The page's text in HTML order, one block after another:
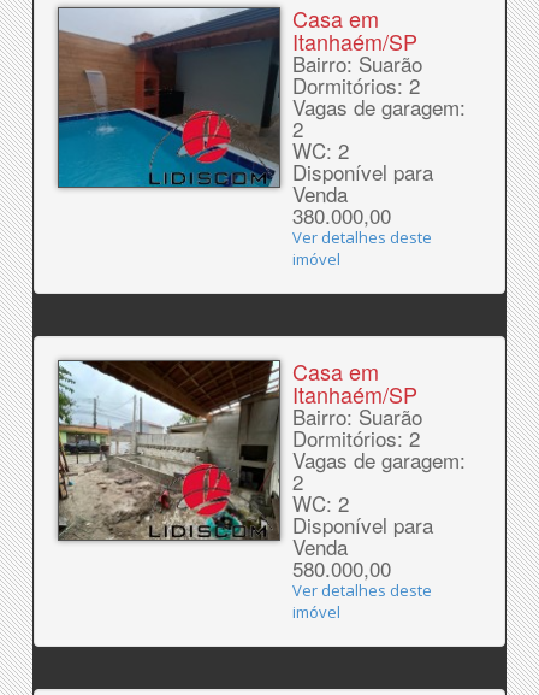
Casa em
Itanhaém/SP
Bairro: Suarão
Dormitórios: 2
Vagas de garagem:
2
WC: 2
Disponível para
Venda
380.000,00
Ver detalhes deste
imóvel
Casa em
Itanhaém/SP
Bairro: Suarão
Dormitórios: 2
Vagas de garagem:
2
WC: 2
Disponível para
Venda
580.000,00
Ver detalhes deste
imóvel